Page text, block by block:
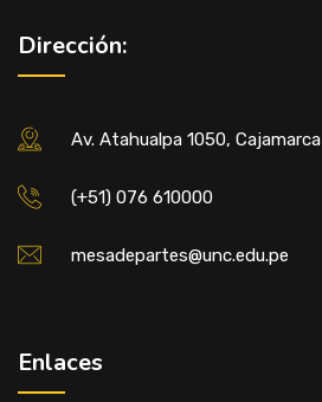
Dirección:
Av. Atahualpa 1050,
(+51) 076 610000
mesadepartes@unc.edu.pe
Enlaces